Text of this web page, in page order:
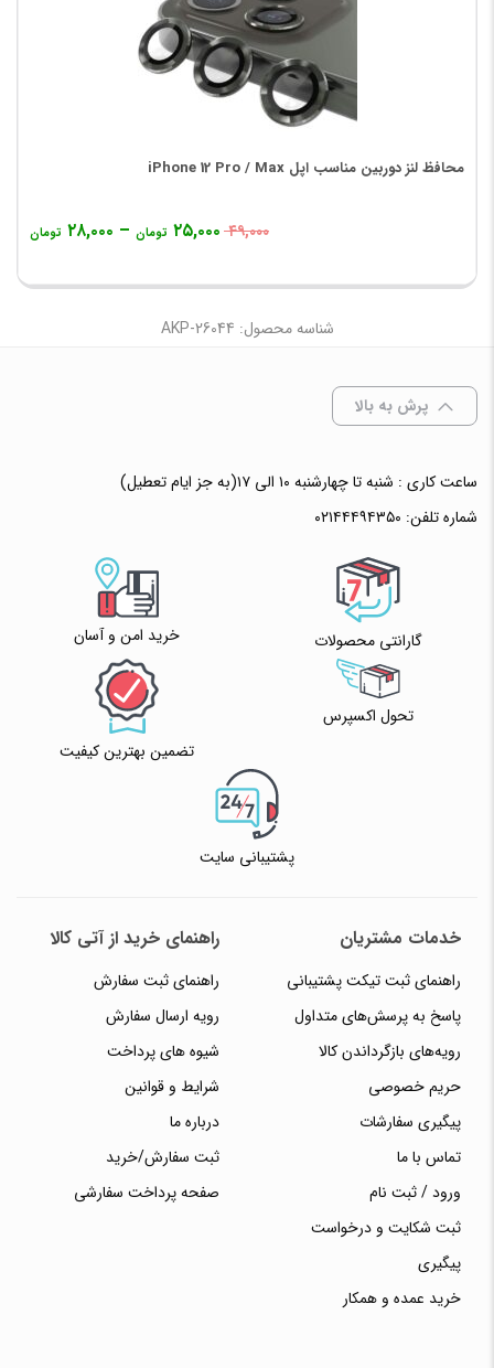
محافظ لنز دوربین مناسب اپل iPhone 12 Pro / Max
۴۹,۰۰۰ ۲۵,۰۰۰ تومان – ۲۸,۰۰۰ تومان
شناسه محصول: AKP-26044
پرش به بالا
ساعت کاری : شنبه تا چهارشنبه ۱۰ الی ۱۷(به جز ایام تعطیل)
شماره تلفن: ۰۲۱۴۴۴۹۴۳۵۰
گارانتی محصولات خرید امن و آسان
تحول اکسپرس
تضمین بهترین کیفیت
پشتیبانی سایت
خدمات مشتریان
راهنمای ثبت تیکت پشتیبانی
پاسخ به پرسش‌های متداول
رویه‌های بازگرداندن کالا
حریم خصوصی
پیگیری سفارشات
تماس با ما
ورود / ثبت نام
ثبت شکایت و درخواست
پیگیری
خرید عمده و همکار
راهنمای خرید از آتی کالا
راهنمای ثبت سفارش
رویه ارسال سفارش
شیوه های پرداخت
شرایط و قوانین
درباره ما
ثبت سفارش/خرید
صفحه پرداخت سفارشی